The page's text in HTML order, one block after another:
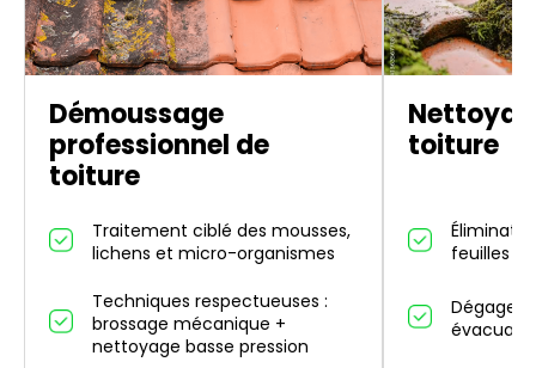
Démoussage
professionnel de
toiture
Traitement ciblé des mousses,
lichens et micro-organismes
Techniques respectueuses :
brossage mécanique +
nettoyage basse pression
toiture
feuilles